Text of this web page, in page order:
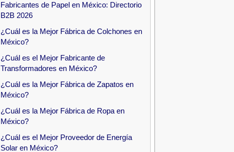
Fabricantes de Papel en México: Directorio
B2B 2026
¿Cuál es la Mejor Fábrica de Colchones en
México?
¿Cuál es el Mejor Fabricante de
Transformadores en México?
¿Cuál es la Mejor Fábrica de Zapatos en
México?
¿Cuál es la Mejor Fábrica de Ropa en
México?
¿Cuál es el Mejor Proveedor de Energía
Solar en México?